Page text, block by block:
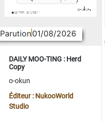
Parution01/08/2026
DAILY MOO-TING : Herd
Copy
o-okun
Éditeur : NukooWorld
Studio